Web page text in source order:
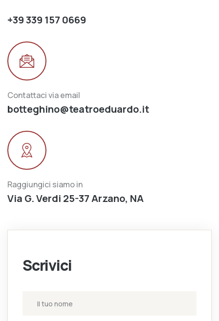
+39 339 157 0669
Contattaci via email
botteghino@teatroeduardo.it
Raggiungici siamo in
Via G. Verdi 25-37 Arzano, NA
Scrivici